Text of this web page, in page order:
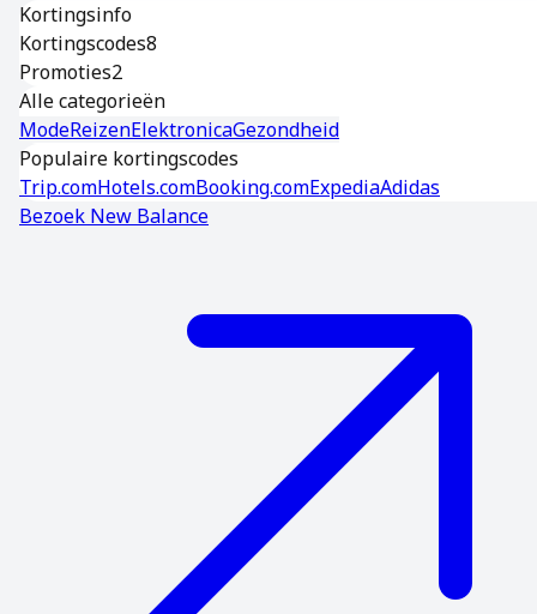
Kortingsinfo
Kortingscodes8
Promoties2
Alle categorieën
ModeReizenElektronicaGezondheid
Populaire kortingscodes
Trip.comHotels.comBooking.comExpediaAdidas
Bezoek New Balance